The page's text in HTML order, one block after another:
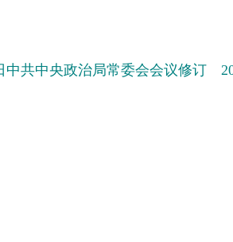
共中央政治局常委会会议修订